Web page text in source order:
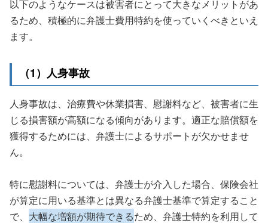
以下のようなケースは被害者にとって大きなメリットがあ
るため、積極的に弁護士費用特約を使っていくべきといえ
ます。
（1）人身事故
人身事故は、治療費や休業損害、慰謝料など、被害者に生
じる損害額が高額になる傾向があります。適正な賠償額を
獲得するためには、弁護士によるサポートが欠かせませ
ん。
特に慰謝料については、弁護士が介入した場合、保険会社
が算定に用いる基準とは異なる弁護士基準で算定すること
で、 大幅な増額が期待できるため、弁護士特約を利用して